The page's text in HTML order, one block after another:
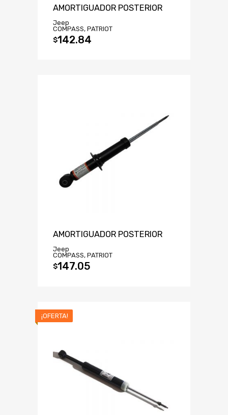
AMORTIGUADOR POSTERIOR
Jeep
COMPASS, PATRIOT
$142.84
AMORTIGUADOR POSTERIOR
Jeep
COMPASS, PATRIOT
$147.05
¡OFERTA!